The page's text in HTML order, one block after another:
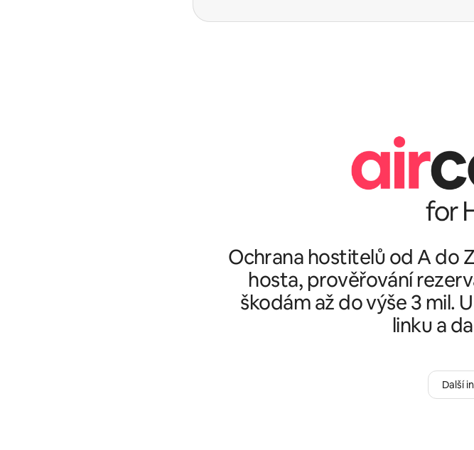
Ochrana hostitelů od A do
hosta, prověřování
škodám až do výše 3 mil.
linku a
Další